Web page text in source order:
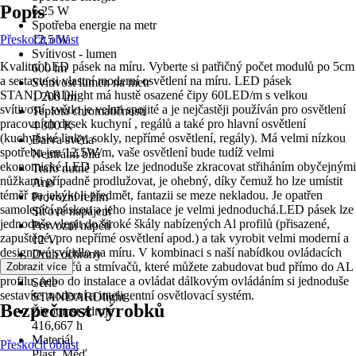
6,25 W
Spotřeba energie na metr
12,5 W
Svítivost - lumen
600 lm
Svítivost lumen na metr
1 200 lm
Teplota chromatičnosti
4 300 K
Barva světla
Neutrální bílá
Trafo nutné
Ano
Provozní režim
Síťové napájení
Provozní napětí
12 V
Druh ochrany
IP 65
Série
STANDARDlight
Životnost zdroje
416,667 h
Materiál
Popis
Přeskočit oblast
Kvalitní LED pásek na míru. Vyberte si patřičný počet modulů po 5cm
a sestavte si vlastní moderní osvětlení na míru. LED pásek
STANDARDlight má hustě osazené čipy 60LED/m s velkou
svítivostí, světlo je velmi spojité a je nejčastěji používán pro osvětlení
pracovních desek kuchyní , regálů a také pro hlavní osvětlení
(kuchyňské linky, sokly, nepřímé osvětlení, regály). Má velmi nízkou
spotřebu jen 12,5W/m, vaše osvětlení bude tudíž velmi
ekonomické.LED pásek lze jednoduše zkracovat střiháním obyčejnými
nůžkami případně prodlužovat, je ohebný, díky čemuž ho lze umístit
téměř na jakýkoli předmět, fantazii se meze nekladou. Je opatřen
samolepící páskou a jeho instalace je velmi jednoduchá.LED pásek lze
jednoduše vlepit do široké škály nabízených Al profilů (přisazené,
zapuštěné, pro nepřímé osvětlení apod.) a tak vyrobit velmi moderní a
designové svítidlo na míru. V kombinaci s naší nabídkou ovládacích
prvků, vypínačů a stmívačů, které můžete zabudovat bud přímo do AL
profilu, nebo do instalace a ovládat dálkovým ovládáním si jednoduše
sestavíte moderní a inteligentní osvětlovací systém.
Zobrazit více
Bezpečnost výrobků
Přeskočit oblast